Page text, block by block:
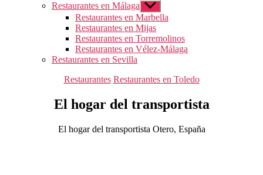
Restaurantes en Málaga Mostrar
el
submenú
Restaurantes en Marbella
Restaurantes en Mijas
Restaurantes en Torremolinos
Restaurantes en Vélez-Málaga
Restaurantes en Sevilla
Categorías
Restaurantes Restaurantes en Toledo
El hogar del transportista
El hogar del transportista Otero, España